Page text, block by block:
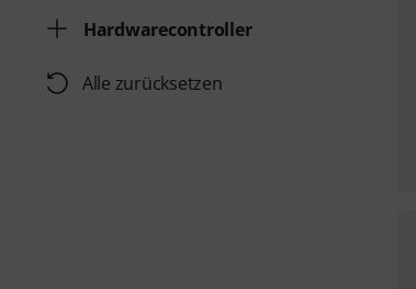
Hardwarecontroller
Alle zurücksetzen